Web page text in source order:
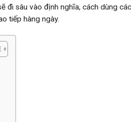
đi sâu vào định nghĩa, cách dùng các
tiếp hàng ngày.